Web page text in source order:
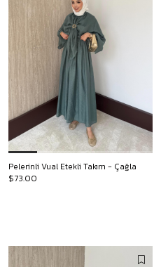
Pelerinli Vual Etekli Takım - Çağla
$73.00